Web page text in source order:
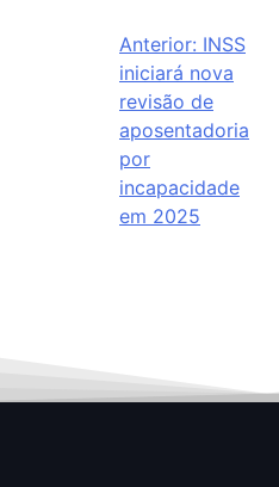
Anterior: INSS
iniciará nova
revisão de
aposentadoria
por
incapacidade
em 2025